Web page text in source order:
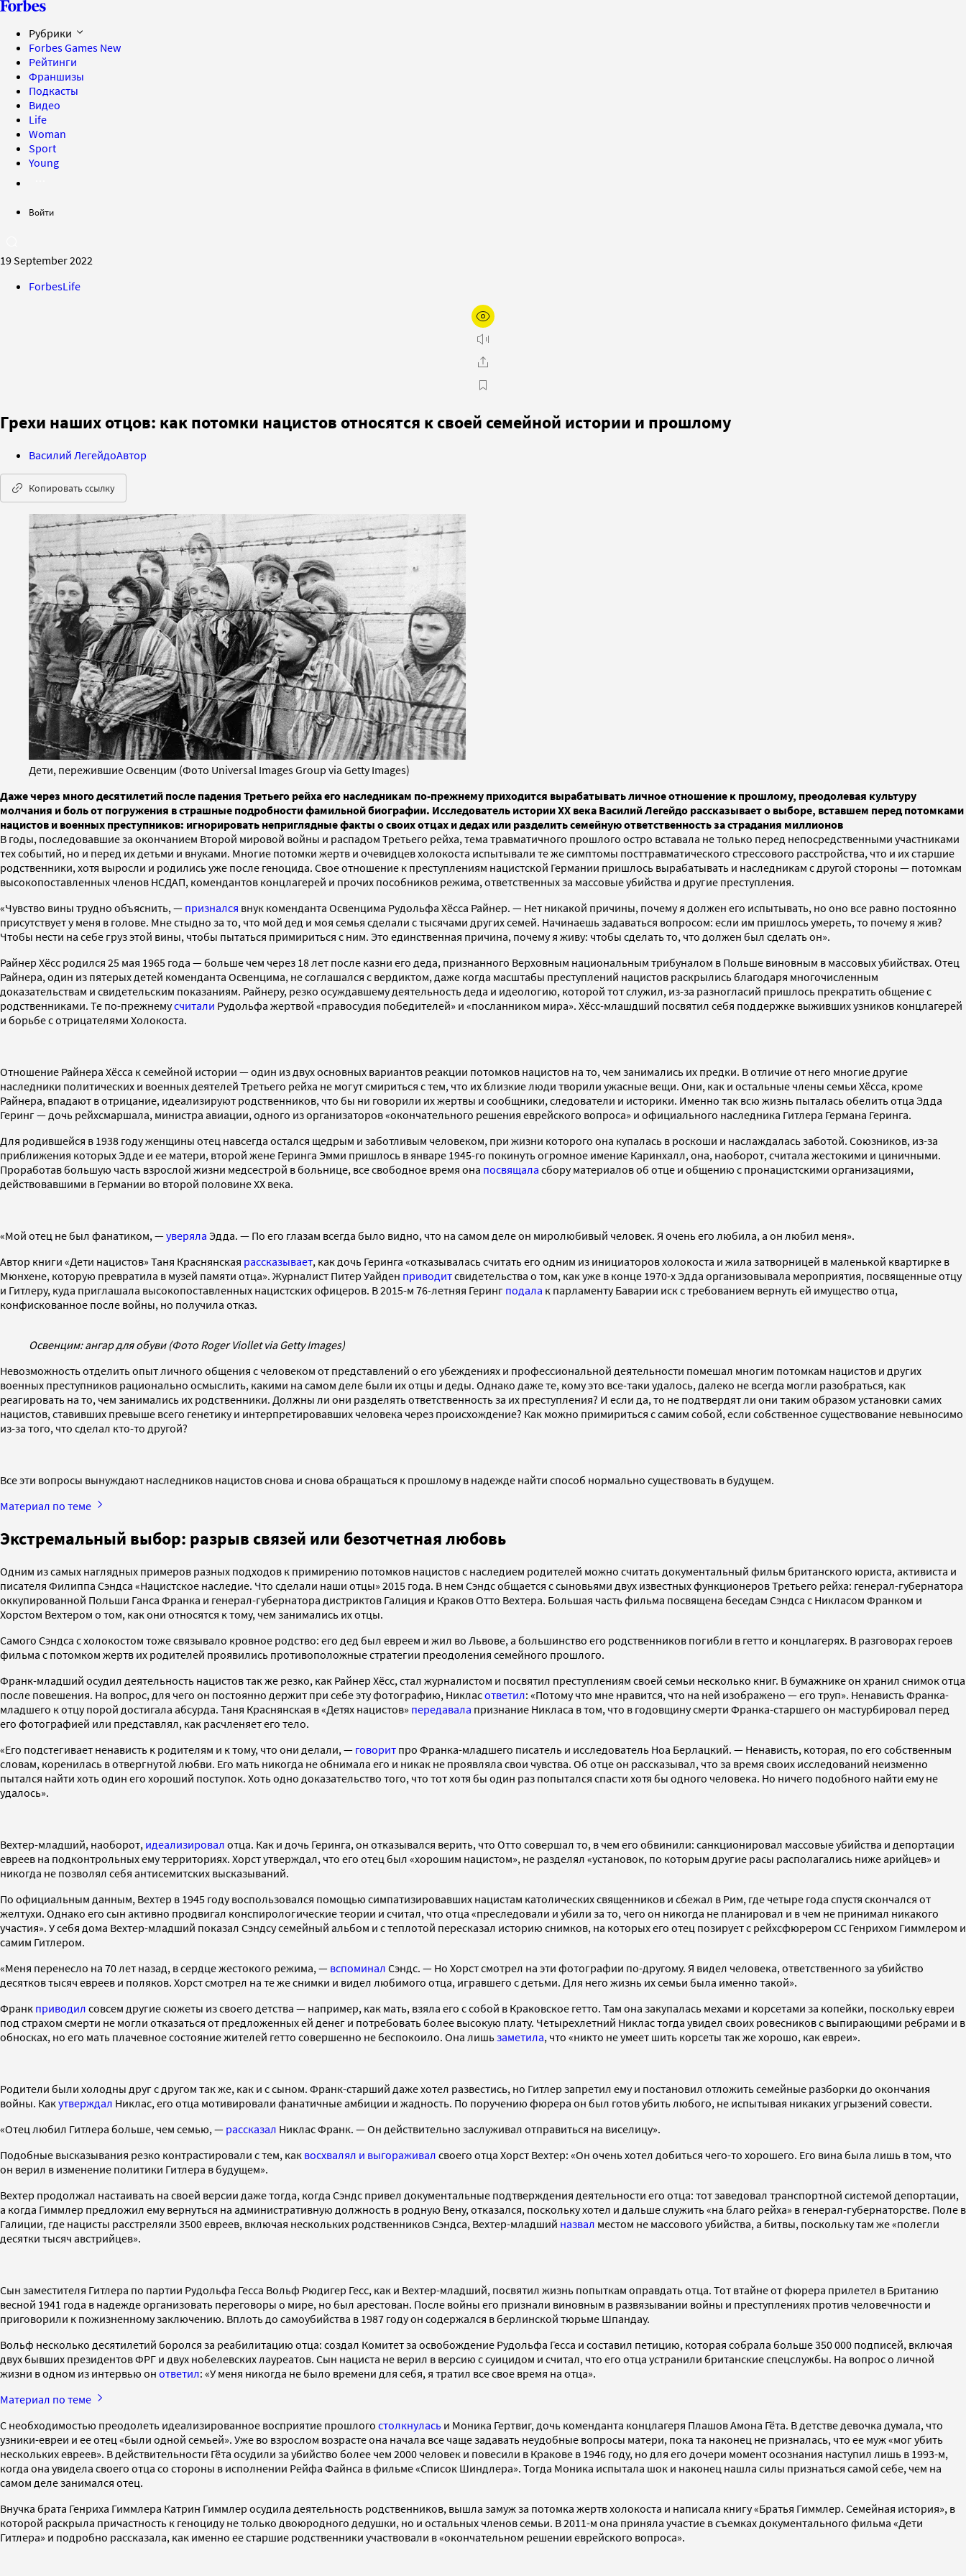
Рубрики
Forbes Games New
Рейтинги
Франшизы
Подкасты
Видео
Life
Woman
Sport
Young
Войти
19 September 2022
ForbesLife
Грехи наших отцов: как потомки нацистов относятся к своей семейной истории и прошлому
Василий ЛегейдоАвтор
Копировать ссылку
Дети, пережившие Освенцим (Фото Universal Images Group via Getty Images)
Даже через много десятилетий после падения Третьего рейха его наследникам по-прежнему приходится вырабатывать личное отношение к прошлому, преодолевая культуру
молчания и боль от погружения в страшные подробности фамильной биографии. Исследователь истории XX века Василий Легейдо рассказывает о выборе, вставшем перед потомками
нацистов и военных преступников: игнорировать неприглядные факты о своих отцах и дедах или разделить семейную ответственность за страдания миллионов
В годы, последовавшие за окончанием Второй мировой войны и распадом Третьего рейха, тема травматичного прошлого остро вставала не только перед непосредственными участниками
тех событий, но и перед их детьми и внуками. Многие потомки жертв и очевидцев холокоста испытывали те же симптомы посттравматического стрессового расстройства, что и их старшие
родственники, хотя выросли и родились уже после геноцида. Свое отношение к преступлениям нацистской Германии пришлось вырабатывать и наследникам с другой стороны — потомкам
высокопоставленных членов НСДАП, комендантов концлагерей и прочих пособников режима, ответственных за массовые убийства и другие преступления.
«Чувство вины трудно объяснить, — признался внук коменданта Освенцима Рудольфа Хёсса Райнер. — Нет никакой причины, почему я должен его испытывать, но оно все равно постоянно
присутствует у меня в голове. Мне стыдно за то, что мой дед и моя семья сделали с тысячами других семей. Начинаешь задаваться вопросом: если им пришлось умереть, то почему я жив?
Чтобы нести на себе груз этой вины, чтобы пытаться примириться с ним. Это единственная причина, почему я живу: чтобы сделать то, что должен был сделать он».
Райнер Хёсс родился 25 мая 1965 года — больше чем через 18 лет после казни его деда, признанного Верховным национальным трибуналом в Польше виновным в массовых убийствах. Отец
Райнера, один из пятерых детей коменданта Освенцима, не соглашался с вердиктом, даже когда масштабы преступлений нацистов раскрылись благодаря многочисленным
доказательствам и свидетельским показаниям. Райнеру, резко осуждавшему деятельность деда и идеологию, которой тот служил, из-за разногласий пришлось прекратить общение с
родственниками. Те по-прежнемусчитали Рудольфа жертвой «правосудия победителей» и «посланником мира». Хёсс-млашдший посвятил себя поддержке выживших узников концлагерей
и борьбе с отрицателями Холокоста.
Отношение Райнера Хёсса к семейной истории — один из двух основных вариантов реакции потомков нацистов на то, чем занимались их предки. В отличие от него многие другие
наследники политических и военных деятелей Третьего рейха не могут смириться с тем, что их близкие люди творили ужасные вещи. Они, как и остальные члены семьи Хёсса, кроме
Райнера, впадают в отрицание, идеализируют родственников, что бы ни говорили их жертвы и сообщники, следователи и историки. Именно так всю жизнь пыталась обелить отца Эдда
Геринг — дочь рейхсмаршала, министра авиации, одного из организаторов «окончательного решения еврейского вопроса» и официального наследника Гитлера Германа Геринга.
Для родившейся в 1938 году женщины отец навсегда остался щедрым и заботливым человеком, при жизни которого она купалась в роскоши и наслаждалась заботой. Союзников, из-за
приближения которых Эдде и ее матери, второй жене Геринга Эмми пришлось в январе 1945-го покинуть огромное имение Каринхалл, она, наоборот, считала жестокими и циничными.
Проработав большую часть взрослой жизни медсестрой в больнице, все свободное время она посвящала сбору материалов об отце и общению с пронацистскими организациями,
действовавшими в Германии во второй половине XX века.
«Мой отец не был фанатиком, —уверяла Эдда. — По его глазам всегда было видно, что на самом деле он миролюбивый человек. Я очень его любила, а он любил меня».
Автор книги «Дети нацистов» Таня Краснянская рассказывает, как дочь Геринга «отказывалась считать его одним из инициаторов холокоста и жила затворницей в маленькой квартирке в
Мюнхене, которую превратила в музей памяти отца». Журналист Питер Уайден приводитсвидетельства о том, как уже в конце 1970-х Эдда организовывала мероприятия, посвященные отцу
и Гитлеру, куда приглашала высокопоставленных нацистских офицеров. В 2015-м 76-летняя Геринг подала к парламенту Баварии иск с требованием вернуть ей имущество отца,
конфискованное после войны, но получила отказ.
Освенцим: ангар для обуви (Фото Roger Viollet via Getty Images)
Невозможность отделить опыт личного общения с человеком от представлений о его убеждениях и профессиональной деятельности помешал многим потомкам нацистов и других
военных преступников рационально осмыслить, какими на самом деле были их отцы и деды. Однако даже те, кому это все-таки удалось, далеко не всегда могли разобраться, как
реагировать на то, чем занимались их родственники. Должны ли они разделять ответственность за их преступления? И если да, то не подтвердят ли они таким образом установки самих
нацистов, ставивших превыше всего генетику и интерпретировавших человека через происхождение? Как можно примириться с самим собой, если собственное существование невыносимо
из-за того, что сделал кто-то другой?
Все эти вопросы вынуждают наследников нацистов снова и снова обращаться к прошлому в надежде найти способ нормально существовать в будущем.
Материал по теме
Экстремальный выбор: разрыв связей или безотчетная любовь
Одним из самых наглядных примеров разных подходов к примирению потомков нацистов с наследием родителей можно считать документальный фильм британского юриста, активиста и
писателя Филиппа Сэндса «Нацистское наследие. Что сделали наши отцы» 2015 года. В нем Сэндс общается с сыновьями двух известных функционеров Третьего рейха: генерал-губернатора
оккупированной Польши Ганса Франка и генерал-губернатора дистриктов Галиция и Краков Отто Вехтера. Большая часть фильма посвящена беседам Сэндса с Никласом Франком и
Хорстом Вехтером о том, как они относятся к тому, чем занимались их отцы.
Самого Сэндса с холокостом тоже связывало кровное родство: его дед был евреем и жил во Львове, а большинство его родственников погибли в гетто и концлагерях. В разговорах героев
фильма с потомком жертв их родителей проявились противоположные стратегии преодоления семейного прошлого.
Франк-младший осудил деятельность нацистов так же резко, как Райнер Хёсс, стал журналистом и посвятил преступлениям своей семьи несколько книг. В бумажнике он хранил снимок отца
после повешения. На вопрос, для чего он постоянно держит при себе эту фотографию, Никласответил: «Потому что мне нравится, что на ней изображено — его труп». Ненависть Франка-
младшего к отцу порой достигала абсурда. Таня Краснянская в «Детях нацистов» передавала признание Никласа в том, что в годовщину смерти Франка-старшего он мастурбировал перед
его фотографией или представлял, как расчленяет его тело.
«Его подстегивает ненависть к родителям и к тому, что они делали, — говорит про Франка-младшего писатель и исследователь Ноа Берлацкий. — Ненависть, которая, по его собственным
словам, коренилась в отвергнутой любви. Его мать никогда не обнимала его и никак не проявляла свои чувства. Об отце он рассказывал, что за время своих исследований неизменно
пытался найти хоть один его хороший поступок. Хоть одно доказательство того, что тот хотя бы один раз попытался спасти хотя бы одного человека. Но ничего подобного найти ему не
удалось».
Вехтер-младший, наоборот, идеализировал отца. Как и дочь Геринга, он отказывался верить, что Отто совершал то, в чем его обвинили: санкционировал массовые убийства и депортации
евреев на подконтрольных ему территориях. Хорст утверждал, что его отец был «хорошим нацистом», не разделял «установок, по которым другие расы располагались ниже арийцев» и
никогда не позволял себя антисемитских высказываний.
По официальным данным, Вехтер в 1945 году воспользовался помощью симпатизировавших нацистам католических священников и сбежал в Рим, где четыре года спустя скончался от
желтухи. Однако его сын активно продвигал конспирологические теории и считал, что отца «преследовали и убили за то, чего он никогда не планировал и в чем не принимал никакого
участия». У себя дома Вехтер-младший показал Сэндсу семейный альбом и с теплотой пересказал историю снимков, на которых его отец позирует с рейхсфюрером СС Генрихом Гиммлером и
самим Гитлером.
«Меня перенесло на 70 лет назад, в сердце жестокого режима, — вспоминал Сэндс. — Но Хорст смотрел на эти фотографии по-другому. Я видел человека, ответственного за убийство
десятков тысяч евреев и поляков. Хорст смотрел на те же снимки и видел любимого отца, игравшего с детьми. Для него жизнь их семьи была именно такой».
Франк приводил совсем другие сюжеты из своего детства — например, как мать, взяла его с собой в Краковское гетто. Там она закупалась мехами и корсетами за копейки, поскольку евреи
под страхом смерти не могли отказаться от предложенных ей денег и потребовать более высокую плату. Четырехлетний Никлас тогда увидел своих ровесников с выпирающими ребрами и в
обносках, но его мать плачевное состояние жителей гетто совершенно не беспокоило. Она лишьзаметила, что «никто не умеет шить корсеты так же хорошо, как евреи».
Родители были холодны друг с другом так же, как и с сыном. Франк-старший даже хотел развестись, но Гитлер запретил ему и постановил отложить семейные разборки до окончания
войны. Какутверждал Никлас, его отца мотивировали фанатичные амбиции и жадность. По поручению фюрера он был готов убить любого, не испытывая никаких угрызений совести.
«Отец любил Гитлера больше, чем семью, — рассказал Никлас Франк. — Он действительно заслуживал отправиться на виселицу».
Подобные высказывания резко контрастировали с тем, как восхвалял и выгораживал своего отца Хорст Вехтер: «Он очень хотел добиться чего-то хорошего. Его вина была лишь в том, что
он верил в изменение политики Гитлера в будущем».
Вехтер продолжал настаивать на своей версии даже тогда, когда Сэндс привел документальные подтверждения деятельности его отца: тот заведовал транспортной системой депортации,
а когда Гиммлер предложил ему вернуться на административную должность в родную Вену, отказался, поскольку хотел и дальше служить «на благо рейха» в генерал-губернаторстве. Поле в
Галиции, где нацисты расстреляли 3500 евреев, включая нескольких родственников Сэндса, Вехтер-младший назвал местом не массового убийства, а битвы, поскольку там же «полегли
десятки тысяч австрийцев».
Сын заместителя Гитлера по партии Рудольфа Гесса Вольф Рюдигер Гесс, как и Вехтер-младший, посвятил жизнь попыткам оправдать отца. Тот втайне от фюрера прилетел в Британию
весной 1941 года в надежде организовать переговоры о мире, но был арестован. После войны его признали виновным в развязывании войны и преступлениях против человечности и
приговорили к пожизненному заключению. Вплоть до самоубийства в 1987 году он содержался в берлинской тюрьме Шпандау.
Вольф несколько десятилетий боролся за реабилитацию отца: создал Комитет за освобождение Рудольфа Гесса и составил петицию, которая собрала больше 350 000 подписей, включая
двух бывших президентов ФРГ и двух нобелевских лауреатов. Сын нациста не верил в версию с суицидом и считал, что его отца устранили британские спецслужбы. На вопрос о личной
жизни в одном из интервью он ответил: «У меня никогда не было времени для себя, я тратил все свое время на отца».
Материал по теме
С необходимостью преодолеть идеализированное восприятие прошлого столкнулась и Моника Гертвиг, дочь коменданта концлагеря Плашов Амона Гёта. В детстве девочка думала, что
узники-евреи и ее отец «были одной семьей». Уже во взрослом возрасте она начала все чаще задавать неудобные вопросы матери, пока та наконец не призналась, что ее муж «мог убить
нескольких евреев». В действительности Гёта осудили за убийство более чем 2000 человек и повесили в Кракове в 1946 году, но для его дочери момент осознания наступил лишь в 1993-м,
когда она увидела своего отца со стороны в исполнении Рейфа Файнса в фильме «Список Шиндлера». Тогда Моника испытала шок и наконец нашла силы признаться самой себе, чем на
самом деле занимался отец.
Внучка брата Генриха Гиммлера Катрин Гиммлер осудила деятельность родственников, вышла замуж за потомка жертв холокоста и написала книгу «Братья Гиммлер. Семейная история», в
которой раскрыла причастность к геноциду не только двоюродного дедушки, но и остальных членов семьи. В 2011-м она приняла участие в съемках документального фильма «Дети
Гитлера» и подробно рассказала, как именно ее старшие родственники участвовали в «окончательном решении еврейского вопроса».